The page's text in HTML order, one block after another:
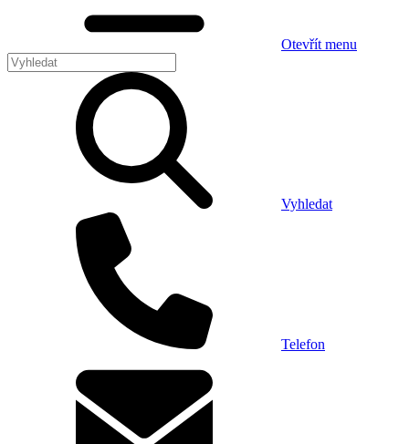
Otevřít menu
Vyhledat
Telefon